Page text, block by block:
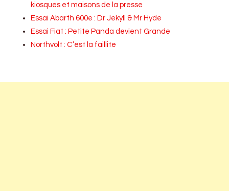
kiosques et maisons de la presse
Essai Abarth 600e : Dr Jekyll & Mr Hyde
Essai Fiat : Petite Panda devient Grande
Northvolt : C’est la faillite